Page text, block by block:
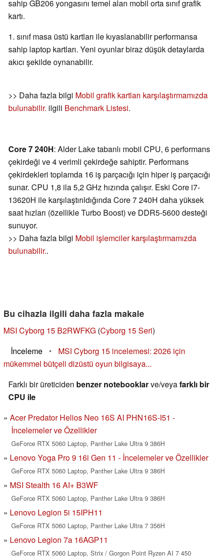
sahip GB206 yongasını temel alan mobil orta sınıf grafik
kartı.
1. sınıf masa üstü kartları ile kıyaslanabilir performansa
sahip laptop kartları. Yeni oyunlar biraz düşük detaylarda
akıcı şekilde oynanabilir.
>> Daha fazla bilgi Mobil grafik kartları karşılaştırmamızda
bulunabilir. ilgili Benchmark Listesi.
Core 7 240H: Alder Lake tabanlı mobil CPU, 6 performans
çekirdeği ve 4 verimli çekirdeğe sahiptir. Performans
çekirdekleri toplamda 16 iş parçacığı için hiper iş parçacığı
sunar. CPU 1,8 ila 5,2 GHz hızında çalışır. Eski Core i7-
13620H ile karşılaştırıldığında Core 7 240H daha yüksek
saat hızları (özellikle Turbo Boost) ve DDR5-5600 desteği
sunuyor.
>> Daha fazla bilgi Mobil işlemciler karşılaştırmamızda
bulunabilir..
Bu cihazla ilgili daha fazla makale
MSI Cyborg 15 B2RWFKG (Cyborg 15 Seri)
İnceleme
•
MSI Cyborg 15 incelemesi: 2026 için
mükemmel bütçeli dizüstü oyun bilgisaya...
Farklı bir üreticiden benzer notebooklarve/veyafarklı bir
CPU ile
Acer Predator Helios Neo 16S AI PHN16S-I51 -
İncelemeler ve Özellikler
GeForce RTX 5060 Laptop, Panther Lake Ultra 9 386H
Lenovo Yoga Pro 9 16i Gen 11 - İncelemeler ve Özellikler
GeForce RTX 5060 Laptop, Panther Lake Ultra 9 386H
MSI Stealth 16 AI+ B3WF
GeForce RTX 5060 Laptop, Panther Lake Ultra 9 386H
Lenovo Legion 5i 15IPH11
GeForce RTX 5060 Laptop, Panther Lake Ultra 7 356H
Lenovo Legion 7a 16AGP11
GeForce RTX 5060 Laptop, Strix / Gorgon Point Ryzen AI 7 450